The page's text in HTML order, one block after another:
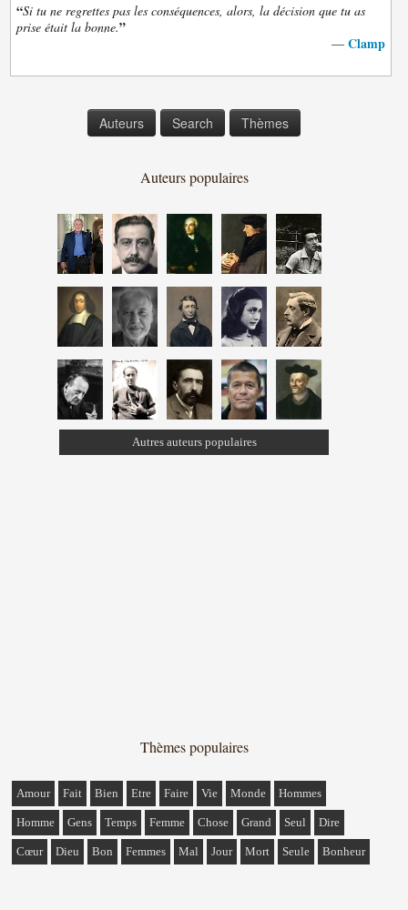
“Si tu ne regrettes pas les conséquences, alors, la décision que tu as
prise était la bonne.”
— Clamp
Auteurs Search Thèmes
Auteurs populaires
Autres auteurs populaires
Thèmes populaires
Amour Fait Bien Etre Faire Vie Monde Hommes
Homme Gens Temps Femme Chose Grand Seul Dire
Cœur Dieu Bon Femmes Mal Jour Mort Seule Bonheur